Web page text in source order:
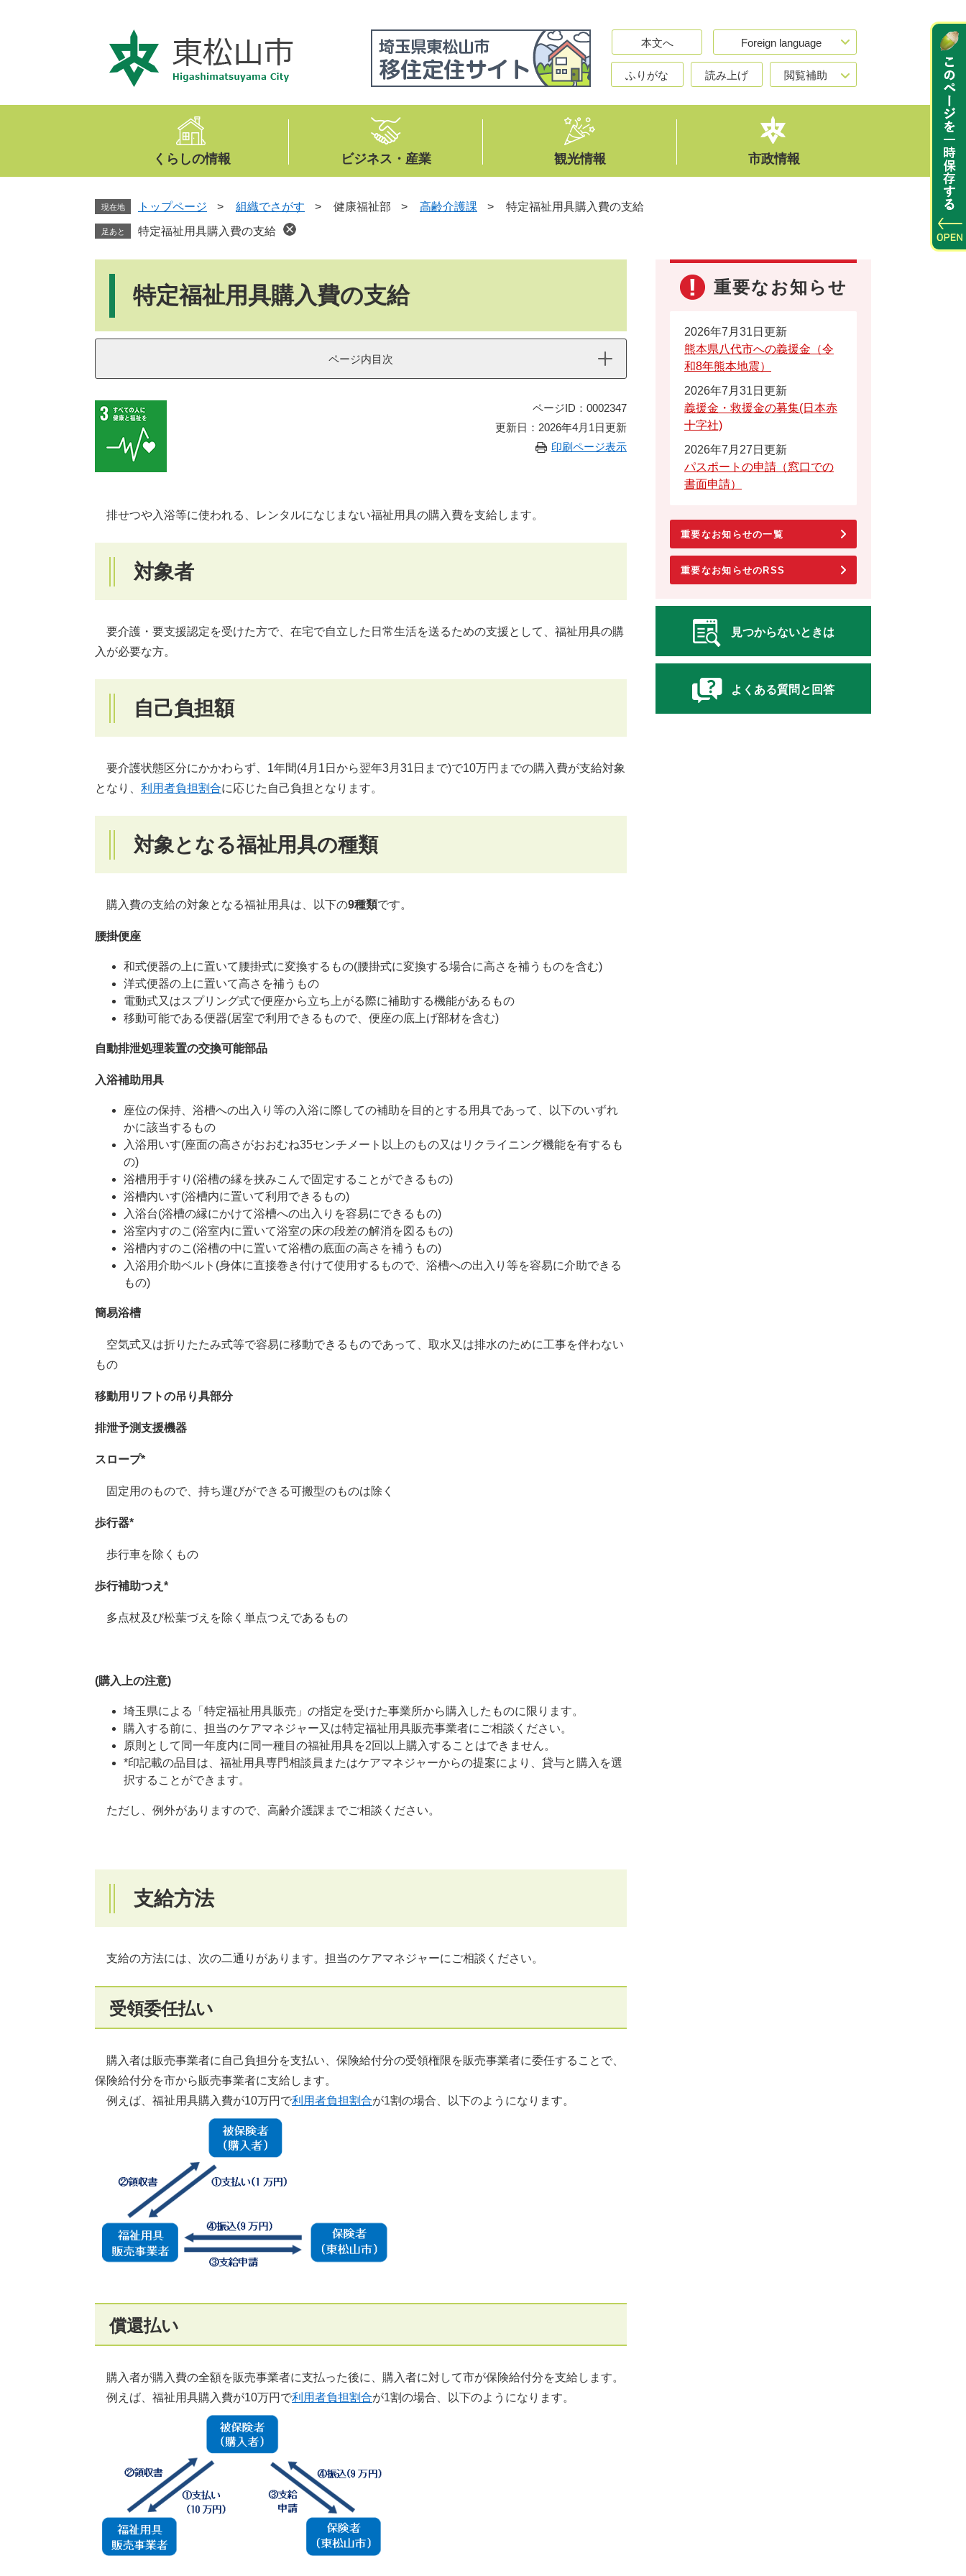
文
本文へ Foreign language
ふりがな 読み上げ 閲覧補助
くらしの情報 ビジネス・産業 観光情報 市政情報
現在地 トップページ > 組織でさがす > 健康福祉部 > 高齢介護課 > 特定福祉用具購入費の支給
足あと 特定福祉用具購入費の支給
特定福祉用具購入費の支給
ページ内目次
ページID：0002347
更新日：2026年4月1日更新
印刷ページ表示
排せつや入浴等に使われる、レンタルになじまない福祉用具の購入費を支給します。
対象者
要介護・要支援認定を受けた方で、在宅で自立した日常生活を送るための支援として、福祉用具の購
入が必要な方。
自己負担額
要介護状態区分にかかわらず、1年間(4月1日から翌年3月31日まで)で10万円までの購入費が支給対象
となり、 利用者負担割合に応じた自己負担となります。
対象となる福祉用具の種類
購入費の支給の対象となる福祉用具は、以下の9種類です。
腰掛便座
和式便器の上に置いて腰掛式に変換するもの(腰掛式に変換する場合に高さを補うものを含む)
洋式便器の上に置いて高さを補うもの
電動式又はスプリング式で便座から立ち上がる際に補助する機能があるもの
移動可能である便器(居室で利用できるもので、便座の底上げ部材を含む)
自動排泄処理装置の交換可能部品
入浴補助用具
座位の保持、浴槽への出入り等の入浴に際しての補助を目的とする用具であって、以下のいずれ
かに該当するもの
入浴用いす(座面の高さがおおむね35センチメート以上のもの又はリクライニング機能を有するも
の)
浴槽用手すり(浴槽の縁を挟みこんで固定することができるもの)
浴槽内いす(浴槽内に置いて利用できるもの)
入浴台(浴槽の縁にかけて浴槽への出入りを容易にできるもの)
浴室内すのこ(浴室内に置いて浴室の床の段差の解消を図るもの)
浴槽内すのこ(浴槽の中に置いて浴槽の底面の高さを補うもの)
入浴用介助ベルト(身体に直接巻き付けて使用するもので、浴槽への出入り等を容易に介助できる
もの)
簡易浴槽
空気式又は折りたたみ式等で容易に移動できるものであって、取水又は排水のために工事を伴わない
もの
移動用リフトの吊り具部分
排泄予測支援機器
スロープ*
固定用のもので、持ち運びができる可搬型のものは除く
歩行器*
歩行車を除くもの
歩行補助つえ*
多点杖及び松葉づえを除く単点つえであるもの
(購入上の注意)
埼玉県による「特定福祉用具販売」の指定を受けた事業所から購入したものに限ります。
購入する前に、担当のケアマネジャー又は特定福祉用具販売事業者にご相談ください。
原則として同一年度内に同一種目の福祉用具を2回以上購入することはできません。
*印記載の品目は、福祉用具専門相談員またはケアマネジャーからの提案により、貸与と購入を選
択することができます。
ただし、例外がありますので、高齢介護課までご相談ください。
支給方法
支給の方法には、次の二通りがあります。担当のケアマネジャーにご相談ください。
受領委任払い
購入者は販売事業者に自己負担分を支払い、保険給付分の受領権限を販売事業者に委任することで、
保険給付分を市から販売事業者に支給します。
例えば、福祉用具購入費が10万円で利用者負担割合が1割の場合、以下のようになります。
償還払い
購入者が購入費の全額を販売事業者に支払った後に、購入者に対して市が保険給付分を支給します。
例えば、福祉用具購入費が10万円で利用者負担割合が1割の場合、以下のようになります。
重要なお知らせ
2026年7月31日更新
熊本県八代市への義援金（令
和8年熊本地震）
2026年7月31日更新
義援金・救援金の募集(日本赤
十字社)
2026年7月27日更新
パスポートの申請（窓口での
書面申請）
重要なお知らせの一覧
重要なお知らせのRSS
見つからないときは
よくある質問と回答